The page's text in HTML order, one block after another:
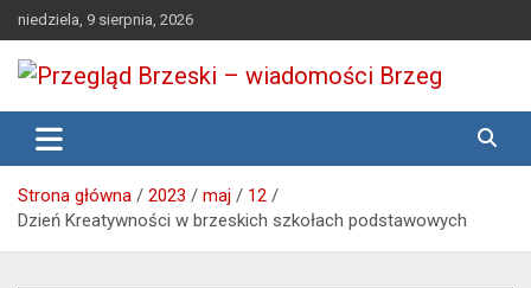
Skip
to
content
niedziela, 9 sierpnia, 2026
Przegląd Brzeski – wiadomości
Brzeg
Brzeg24
Strona główna 2023 maj
12
Dzień Kreatywności w brzeskich szkołach podstawowych